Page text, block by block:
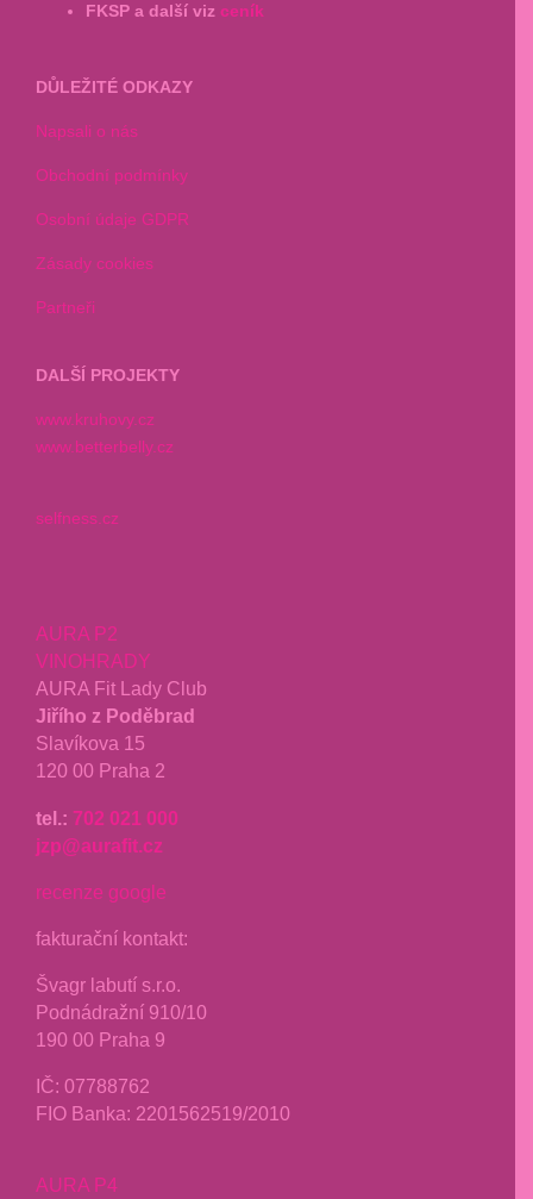
FKSP a další viz ceník
DŮLEŽITÉ ODKAZY
Napsali o nás
Obchodní podmínky
Osobní údaje GDPR
Zásady cookies
Partneři
DALŠÍ PROJEKTY
www.kruhovy.cz
www.betterbelly.cz
selfness.cz
AURA P2
VINOHRADY
AURA Fit Lady Club
Jiřího z Poděbrad
Slavíkova 15
120 00 Praha 2
tel.: 702 021 000
jzp@aurafit.cz
recenze google
fakturační kontakt:
Švagr labutí s.r.o.
Podnádražní 910/10
190 00 Praha 9
IČ: 07788762
FIO Banka: 2201562519/2010
AURA P4